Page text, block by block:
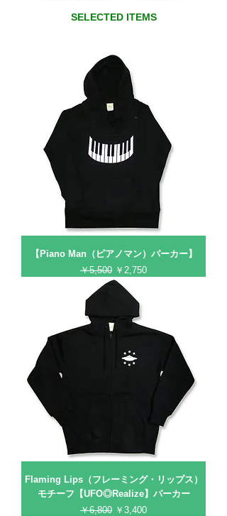
SELECTED ITEMS
【Piano Man（ピアノマン）パーカー】
通常価格
￥5,500 セール価格
￥2,750
Flaming Lips（フレーミング・リップス）
モチーフ【UFO◎Realize】パーカー
通常価格
￥6,800 セール価格
￥3,400